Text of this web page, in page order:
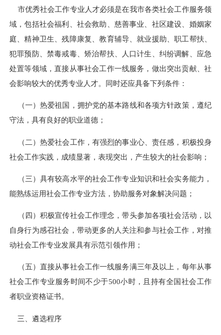
市优秀社会工作专业人才必须是在我市各类社会工作服务领
域，包括社会福利、社会救助、慈善事业、社区建设、婚姻家
庭、精神卫生、残障康复、教育辅导、就业援助、职工帮扶、
犯罪预防、禁毒戒毒、矫治帮扶、人口计生、纠纷调解、应急
处置等领域，直接从事社会工作一线服务，做出突出贡献、社
会影响较大的优秀专业人才。同时还应具备下列条件：
（一）热爱祖国，拥护党的基本路线和各项方针政策，遵纪
守法，具有良好的职业道德；
（二）热爱社会工作，有强烈的事业心、责任感，积极投身
社会工作实践，成绩显著，表现突出，产生较大的社会影响；
（三）具有较高水平的社会工作专业知识和社会实务能力，
能熟练运用社会工作专业方法，协助服务对象解决问题；
（四）积极宣传社会工作理念，带头参加各项社会活动，以
自身行为感召社会，带动更多的人关注和参与社会工作，对推
动社会工作专业发展具有示范引领作用；
（五）直接从事社会工作一线服务满三年及以上，每年从事
社会工作专业服务时间不少于500小时，且持有全国社会工作
者职业资格证书。
三、遴选程序